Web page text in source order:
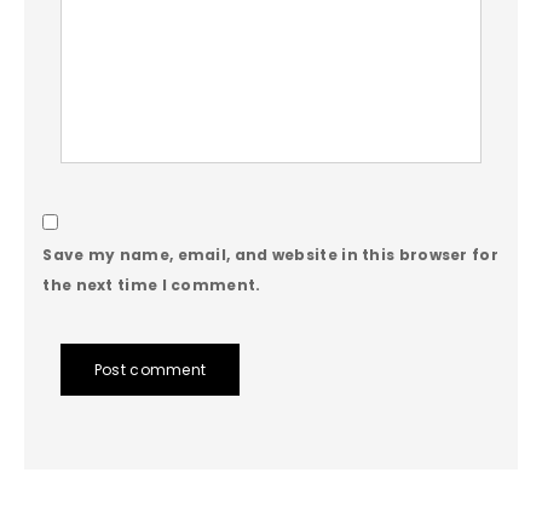
Save my name, email, and website in this browser for
the next time I comment.
Post comment